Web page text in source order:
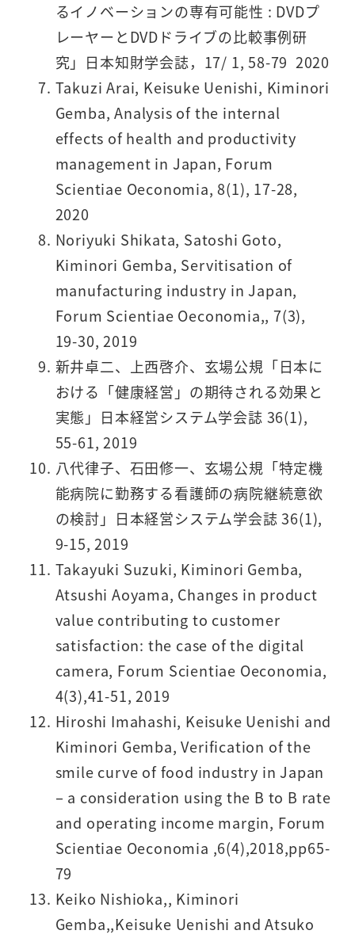
るイノベーションの専有可能性 : DVDプ
レーヤーとDVDドライブの比較事例研
究」日本知財学会誌，17/ 1, 58-79 2020
Takuzi Arai, Keisuke Uenishi, Kiminori
Gemba, Analysis of the internal
effects of health and productivity
management in Japan, Forum
Scientiae Oeconomia, 8(1), 17-28,
2020
Noriyuki Shikata, Satoshi Goto,
Kiminori Gemba, Servitisation of
manufacturing industry in Japan,
Forum Scientiae Oeconomia,, 7(3),
19-30, 2019
新井卓二、上西啓介、玄場公規「日本に
おける「健康経営」の期待される効果と
実態」日本経営システム学会誌 36(1),
55-61, 2019
八代律子、石田修一、玄場公規「特定機
能病院に勤務する看護師の病院継続意欲
の検討」日本経営システム学会誌 36(1),
9-15, 2019
Takayuki Suzuki, Kiminori Gemba,
Atsushi Aoyama, Changes in product
value contributing to customer
satisfaction: the case of the digital
camera, Forum Scientiae Oeconomia,
4(3),41-51, 2019
Hiroshi Imahashi, Keisuke Uenishi and
Kiminori Gemba, Verification of the
smile curve of food industry in Japan
– a consideration using the B to B rate
and operating income margin, Forum
Scientiae Oeconomia ,6(4),2018,pp65-
79
Keiko Nishioka,, Kiminori
Gemba,,Keisuke Uenishi and Atsuko